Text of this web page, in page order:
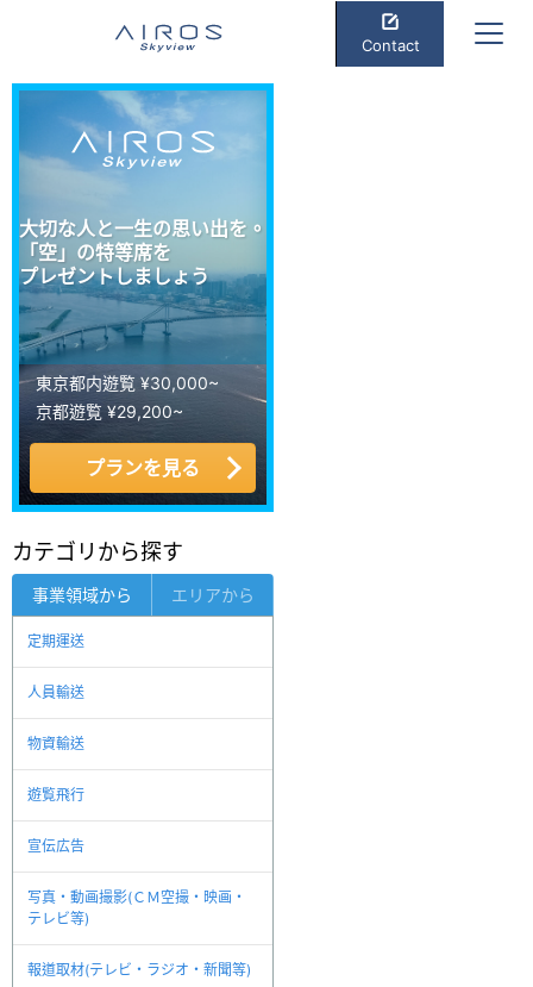
Contact
大切な人と一生の思い出を。
「空」の特等席を
プレゼントしましょう
東京都内遊覧 ¥30,000~
京都遊覧 ¥29,200~
プランを見る
カテゴリから探す
事業領域から エリアから
定期運送
人員輸送
物資輸送
遊覧飛行
宣伝広告
写真・動画撮影(ＣＭ空撮・映画・
テレビ等)
報道取材(テレビ・ラジオ・新聞等)